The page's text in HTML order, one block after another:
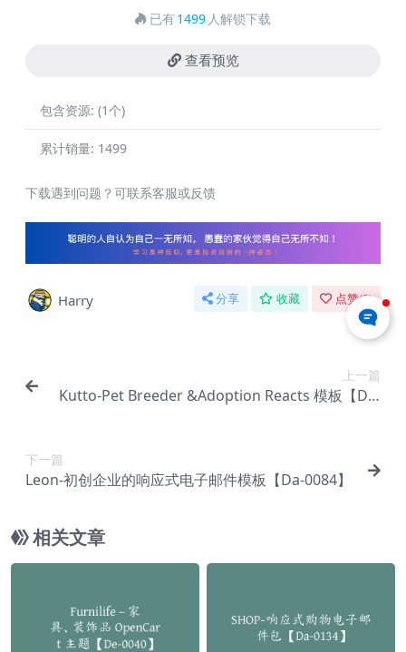
已有1499 人解锁下载
查看预览
包含资源: (1个)
累计销量: 1499
下载遇到问题？可联系客服或反馈
Harry 分享 收藏 点赞(0)
上一篇
Kutto-Pet Breeder &Adoption Reacts 模板【Da-
下一篇
Leon-初创企业的响应式电子邮件模板【Da-0084】
相关文章